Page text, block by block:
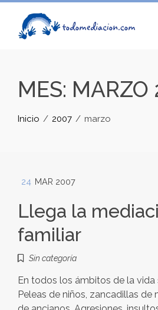
Skip
content
MES: MARZO
Inicio 2007 marzo
24 MAR 2007
Llega la
familiar
Sin categoría
En todos los ámbitos de la vida
Peleas de niños, zancadillas de